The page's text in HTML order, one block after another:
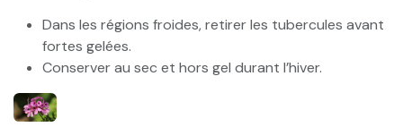
Dans les régions froides, retirer les tubercules avant
fortes gelées.
Conserver au sec et hors gel durant l’hiver.